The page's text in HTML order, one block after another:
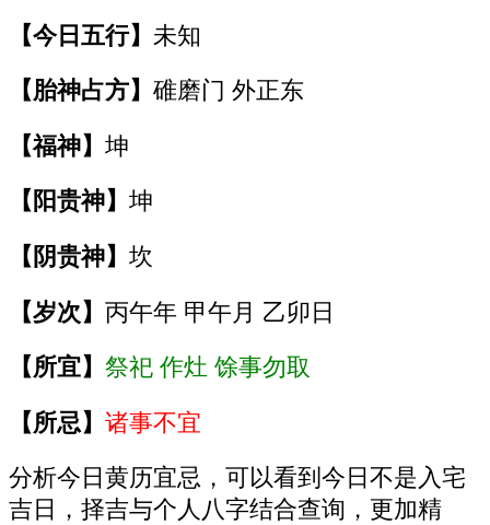
【今日五行】 未知
【胎神占方】 碓磨门 外正东
【福神】 坤
【阳贵神】 坤
【阴贵神】 坎
【岁次】 丙午年 甲午月 乙卯日
【所宜】 祭祀 作灶 馀事勿取
【所忌】 诸事不宜
分析今日黄历宜忌，可以看到今日不是入宅
吉日，择吉与个人八字结合查询，更加精